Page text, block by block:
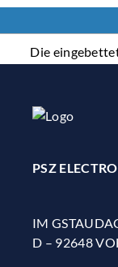
Die
PSZ
IM
D – 92648